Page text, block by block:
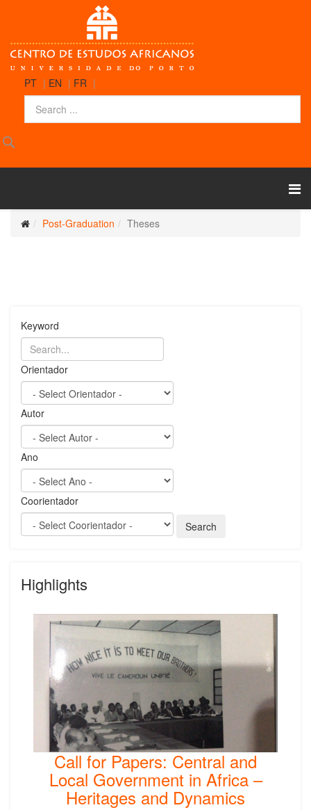
PT | EN | FR |
Post-Graduation Theses
Keyword
Orientador
Autor
Ano
Coorientador
Highlights
Call for Papers: Central and
Local Government in Africa –
Heritages and Dynamics